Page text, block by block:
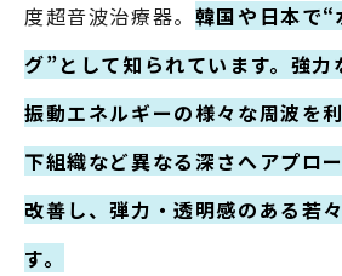
度超音波治療器。 韓国や日本で“
グ”として知られています。強力
振動エネルギーの様々な周波を
下組織など異なる深さへアプロ
改善し、弾力・透明感のある若
す。